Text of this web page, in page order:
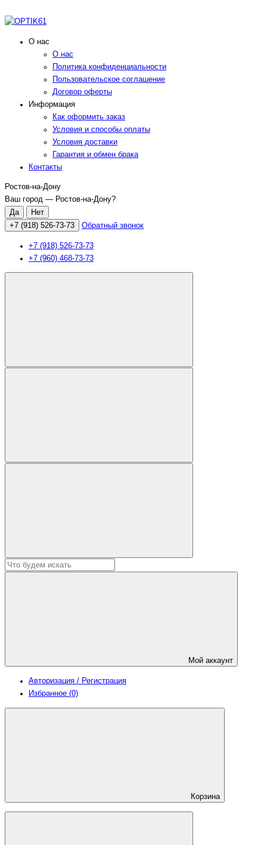
О нас
О нас
Политика конфиденциальности
Пользовательское соглашение
Договор оферты
Информация
Как оформить заказ
Условия и способы оплаты
Условия доставки
Гарантия и обмен брака
Контакты
Ростов-на-Дону
Ваш город — Ростов-на-Дону?
+7 (918) 526-73-73 Обратный звонок
+7 (918) 526-73-73
+7 (960) 468-73-73
Мой аккаунт
Авторизация / Регистрация
Избранное (0)
Корзина